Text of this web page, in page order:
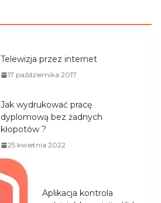
Telewizja przez internet
17 października 2017
Jak wydrukować pracę
dyplomową bez żadnych
kłopotów ?
25 kwietnia 2022
Aplikacja kontrola